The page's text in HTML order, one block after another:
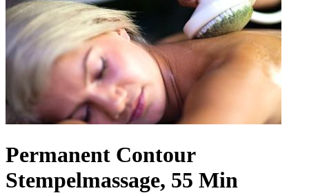
Permanent Contour
Stempelmassage, 55 Min